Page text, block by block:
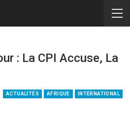
: La CPI Accuse, La
ACTUALITÉS AFRIQUE INTERNATIONAL